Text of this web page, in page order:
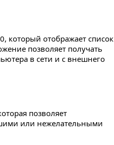
который отображает список
позволяет получать
в сети и с внешнего
позволяет
или нежелательными